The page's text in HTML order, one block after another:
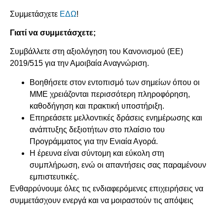
Συμμετάσχετε ΕΔΩ!
Γιατί να συμμετάσχετε;
Συμβάλλετε στη αξιολόγηση του Κανονισμού (ΕΕ)
2019/515 για την Αμοιβαία Αναγνώριση.
Βοηθήσετε στον εντοπισμό των σημείων όπου οι
ΜΜΕ χρειάζονται περισσότερη πληροφόρηση,
καθοδήγηση και πρακτική υποστήριξη.
Επηρεάσετε μελλοντικές δράσεις ενημέρωσης και
ανάπτυξης δεξιοτήτων στο πλαίσιο του
Προγράμματος για την Ενιαία Αγορά.
Η έρευνα είναι σύντομη και εύκολη στη
συμπλήρωση, ενώ οι απαντήσεις σας παραμένουν
εμπιστευτικές.
Ενθαρρύνουμε όλες τις ενδιαφερόμενες επιχειρήσεις να
συμμετάσχουν ενεργά και να μοιραστούν τις απόψεις